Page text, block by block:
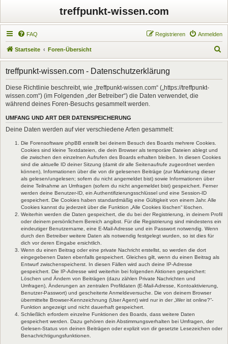
treffpunkt-wissen.com
FAQ Anmelden
Registrieren
Startseite Foren-Übersicht
u
treffpunkt-wissen.com - Datenschutzerklärung
Diese Richtlinie beschreibt, wie „treffpunkt-wissen.com“ („https://treffpunkt-
wissen.com“) (im Folgenden „der Betreiber“) die Daten verwendet, die
während deines Foren-Besuchs gesammelt werden.
UMFANG UND ART DER DATENSPEICHERUNG
Deine Daten werden auf vier verschiedene Arten gesammelt:
Die Forensoftware phpBB erstellt bei deinem Besuch des Boards mehrere Cookies.
Cookies sind kleine Textdateien, die dein Browser als temporäre Dateien ablegt und
die zwischen den einzelnen Aufrufen des Boards erhalten bleiben. In diesen Cookies
sind die aktuelle ID deiner Sitzung (damit dir alle Seitenaufrufe zugeordnet werden
können), Informationen über die von dir gelesenen Beiträge (zur Markierung dieser
als gelesen/ungelesen; sofern du nicht angemeldet bist) sowie Informationen über
deine Teilnahme an Umfragen (sofern du nicht angemeldet bist) gespeichert. Ferner
werden deine Benutzer-ID, ein Authentifizierungsschlüssel und eine Session-ID
gespeichert. Die Cookies haben standardmäßig eine Gültigkeit von einem Jahr. Alle
Cookies kannst du jederzeit über die Funktion „Alle Cookies löschen“ löschen.
Weiterhin werden die Daten gespeichert, die du bei der Registrierung, in deinem Profil
oder deinem persönlichem Bereich angibst. Für die Registrierung sind mindestens ein
eindeutiger Benutzername, eine E-Mail-Adresse und ein Passwort notwendig. Wenn
durch den Betreiber weitere Daten als notwendig festgelegt wurden, so ist dies für
dich vor deren Eingabe ersichtlich.
Wenn du einen Beitrag oder eine private Nachricht erstellst, so werden die dort
eingegebenen Daten ebenfalls gespeichert. Gleiches gilt, wenn du einen Beitrag als
Entwurf zwischenspeicherst. In diesen Fällen wird auch deine IP-Adresse
gespeichert. Die IP-Adresse wird weiterhin bei folgenden Aktionen gespeichert:
Löschen und Ändern von Beiträgen (dazu zählen Private Nachrichten und
Umfragen), Änderungen an zentralen Profildaten (E-Mail-Adresse, Kontoaktivierung,
Benutzer-Passwort) und gescheiterte Anmeldeversuche. Die von deinem Browser
übermittelte Browser-Kennzeichnung (User Agent) wird nur in der „Wer ist online?“-
Funktion angezeigt und nicht dauerhaft gespeichert.
Schließlich erfordern einzelne Funktionen des Boards, dass weitere Daten
gespeichert werden. Dazu gehören dein Abstimmungsverhalten bei Umfragen, der
Gelesen-Status von deinen Beiträgen oder explizit von dir gesetzte Lesezeichen oder
Benachrichtigungsfunktionen.